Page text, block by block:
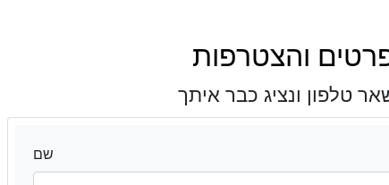
והצטרפות
שם